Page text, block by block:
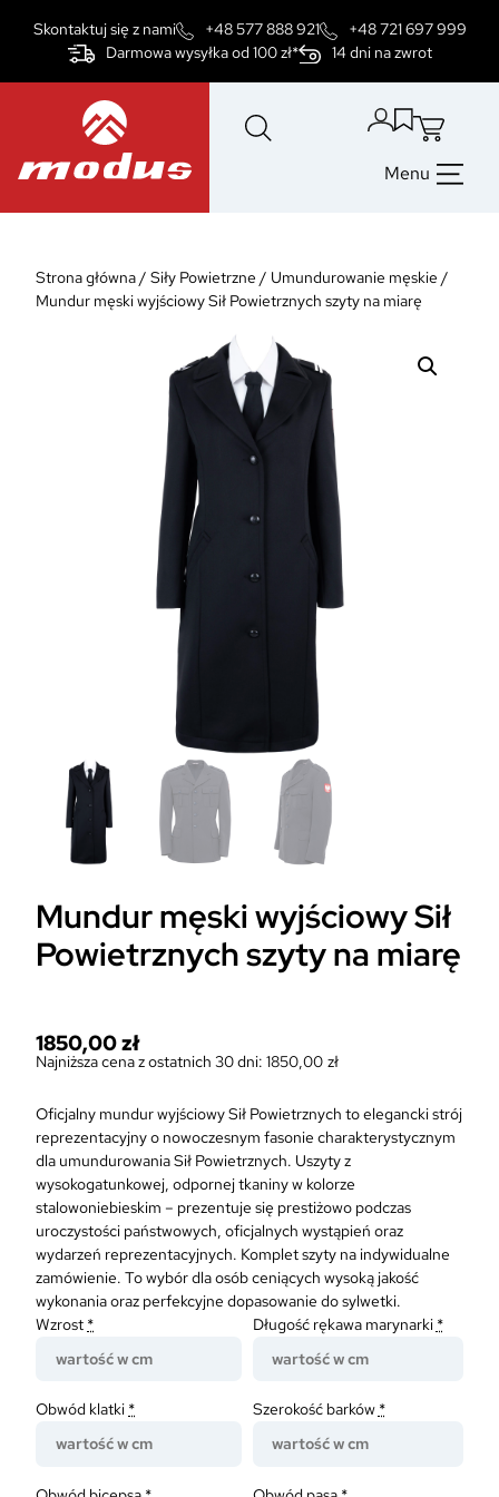
Skontaktuj się z nami +48 577 888 921
+48 721 697 999
Darmowa wysyłka od 100 zł*
14 dni na zwrot
Menu
Strona główna/ Siły Powietrzne / Umundurowanie męskie /
Mundur męski wyjściowy Sił Powietrznych szyty na miarę
Mundur męski wyjściowy Sił
Powietrznych szyty na miarę
1850,00zł
Najniższa cena z ostatnich 30 dni: 1850,00 zł
Oficjalny mundur wyjściowy Sił Powietrznych to elegancki strój
reprezentacyjny o nowoczesnym fasonie charakterystycznym
dla umundurowania Sił Powietrznych. Uszyty z
wysokogatunkowej, odpornej tkaniny w kolorze
stalowoniebieskim – prezentuje się prestiżowo podczas
uroczystości państwowych, oficjalnych wystąpień oraz
wydarzeń reprezentacyjnych. Komplet szyty na indywidualne
zamówienie. To wybór dla osób ceniących wysoką jakość
wykonania oraz perfekcyjne dopasowanie do sylwetki.
Wzrost * Długość rękawa marynarki *
Obwód klatki * Szerokość barków *